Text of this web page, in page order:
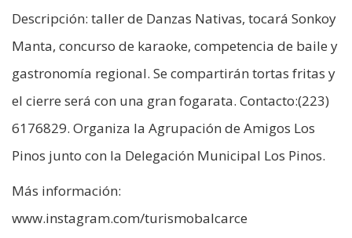
Descripción: taller de Danzas Nativas, tocará Sonkoy
Manta, concurso de karaoke, competencia de baile y
gastronomía regional. Se compartirán tortas fritas y
el cierre será con una gran fogarata. Contacto:(223)
6176829. Organiza la Agrupación de Amigos Los
Pinos junto con la Delegación Municipal Los Pinos.
Más información:
www.instagram.com/turismobalcarce